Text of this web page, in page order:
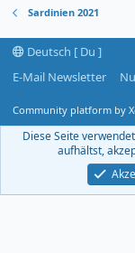
Sardinien 2021
Deutsch [ Du ]
E-Mail Newsletter
Community platform by
Diese Seite
aufhältst,